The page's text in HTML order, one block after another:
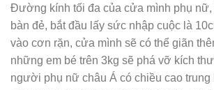
Đường kính tối đa của cửa mình phụ
bàn đẻ, bắt đầu lấy sức nhập cuộc là
vào cơn rặn, cửa mình sẽ có thể giãn
những em bé trên 3kg sẽ phá vỡ kích
người phụ nữ châu Á có chiều cao trung